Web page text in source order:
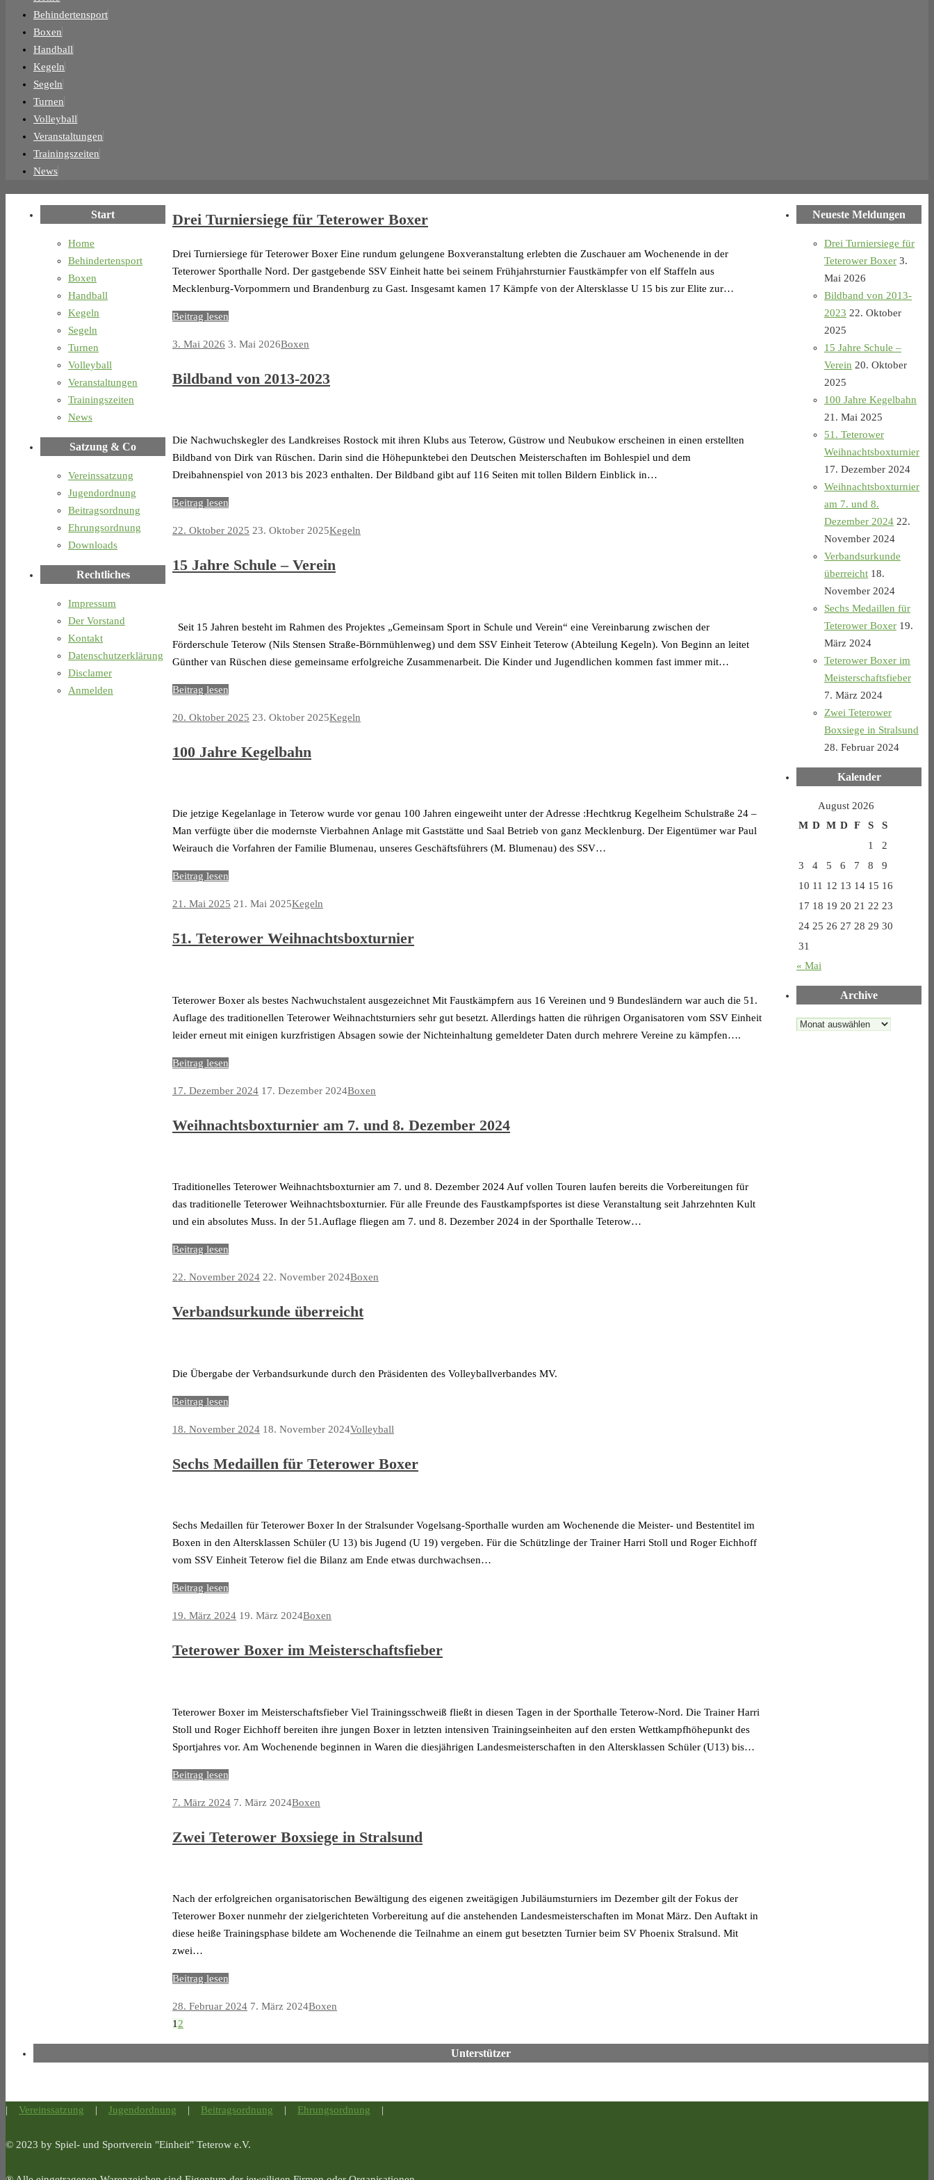
Inhalt
springen
Behindertensport
Boxen
Handball
Kegeln
Segeln
Turnen
Volleyball
Veranstaltungen
Trainingszeiten
News
Drei Turniersiege für Teterower Boxer
Drei Turniersiege für Teterower Boxer Eine rundum gelungene Boxveranstaltung erlebten die Zuschauer am Wochenende in der
Teterower Sporthalle Nord. Der gastgebende SSV Einheit hatte bei seinem Frühjahrsturnier Faustkämpfer von elf Staffeln aus
Mecklenburg-Vorpommern und Brandenburg zu Gast. Insgesamt kamen 17 Kämpfe von der Altersklasse U 15 bis zur Elite zur…
Beitrag lesen
3. Mai 2026 3. Mai 2026Boxen
Bildband von 2013-2023
Die Nachwuchskegler des Landkreises Rostock mit ihren Klubs aus Teterow, Güstrow und Neubukow erscheinen in einen erstellten
Bildband von Dirk van Rüschen. Darin sind die Höhepunktebei den Deutschen Meisterschaften im Bohlespiel und dem
Dreibahnenspiel von 2013 bis 2023 enthalten. Der Bildband gibt auf 116 Seiten mit tollen Bildern Einblick in…
Beitrag lesen
22. Oktober 2025 23. Oktober 2025Kegeln
15 Jahre Schule – Verein
Seit 15 Jahren besteht im Rahmen des Projektes „Gemeinsam Sport in Schule und Verein“ eine Vereinbarung zwischen der
Förderschule Teterow (Nils Stensen Straße-Börnmühlenweg) und dem SSV Einheit Teterow (Abteilung Kegeln). Von Beginn an leitet
Günther van Rüschen diese gemeinsame erfolgreiche Zusammenarbeit. Die Kinder und Jugendlichen kommen fast immer mit…
Beitrag lesen
20. Oktober 2025 23. Oktober 2025Kegeln
100 Jahre Kegelbahn
Die jetzige Kegelanlage in Teterow wurde vor genau 100 Jahren eingeweiht unter der Adresse :Hechtkrug Kegelheim Schulstraße 24 –
Man verfügte über die modernste Vierbahnen Anlage mit Gaststätte und Saal Betrieb von ganz Mecklenburg. Der Eigentümer war Paul
Weirauch die Vorfahren der Familie Blumenau, unseres Geschäftsführers (M. Blumenau) des SSV…
Beitrag lesen
21. Mai 2025 21. Mai 2025Kegeln
51. Teterower Weihnachtsboxturnier
Teterower Boxer als bestes Nachwuchstalent ausgezeichnet Mit Faustkämpfern aus 16 Vereinen und 9 Bundesländern war auch die 51.
Auflage des traditionellen Teterower Weihnachtsturniers sehr gut besetzt. Allerdings hatten die rührigen Organisatoren vom SSV Einheit
leider erneut mit einigen kurzfristigen Absagen sowie der Nichteinhaltung gemeldeter Daten durch mehrere Vereine zu kämpfen….
Beitrag lesen
17. Dezember 2024 17. Dezember 2024Boxen
Weihnachtsboxturnier am 7. und 8. Dezember 2024
Traditionelles Teterower Weihnachtsboxturnier am 7. und 8. Dezember 2024 Auf vollen Touren laufen bereits die Vorbereitungen für
das traditionelle Teterower Weihnachtsboxturnier. Für alle Freunde des Faustkampfsportes ist diese Veranstaltung seit Jahrzehnten Kult
und ein absolutes Muss. In der 51.Auflage fliegen am 7. und 8. Dezember 2024 in der Sporthalle Teterow…
Beitrag lesen
22. November 2024 22. November 2024Boxen
Verbandsurkunde überreicht
Die Übergabe der Verbandsurkunde durch den Präsidenten des Volleyballverbandes MV.
Beitrag lesen
18. November 2024 18. November 2024Volleyball
Sechs Medaillen für Teterower Boxer
Sechs Medaillen für Teterower Boxer In der Stralsunder Vogelsang-Sporthalle wurden am Wochenende die Meister- und Bestentitel im
Boxen in den Altersklassen Schüler (U 13) bis Jugend (U 19) vergeben. Für die Schützlinge der Trainer Harri Stoll und Roger Eichhoff
vom SSV Einheit Teterow fiel die Bilanz am Ende etwas durchwachsen…
Beitrag lesen
19. März 2024 19. März 2024Boxen
Teterower Boxer im Meisterschaftsfieber
Teterower Boxer im Meisterschaftsfieber Viel Trainingsschweiß fließt in diesen Tagen in der Sporthalle Teterow-Nord. Die Trainer Harri
Stoll und Roger Eichhoff bereiten ihre jungen Boxer in letzten intensiven Trainingseinheiten auf den ersten Wettkampfhöhepunkt des
Sportjahres vor. Am Wochenende beginnen in Waren die diesjährigen Landesmeisterschaften in den Altersklassen Schüler (U13) bis…
Beitrag lesen
7. März 2024 7. März 2024Boxen
Zwei Teterower Boxsiege in Stralsund
Nach der erfolgreichen organisatorischen Bewältigung des eigenen zweitägigen Jubiläumsturniers im Dezember gilt der Fokus der
Teterower Boxer nunmehr der zielgerichteten Vorbereitung auf die anstehenden Landesmeisterschaften im Monat März. Den Auftakt in
diese heiße Trainingsphase bildete am Wochenende die Teilnahme an einem gut besetzten Turnier beim SV Phoenix Stralsund. Mit
zwei…
Beitrag lesen
28. Februar 2024 7. März 2024Boxen
1 2
Start
Home
Behindertensport
Boxen
Handball
Kegeln
Segeln
Turnen
Volleyball
Veranstaltungen
Trainingszeiten
News
Satzung & Co
Vereinssatzung
Jugendordnung
Beitragsordnung
Ehrungsordnung
Downloads
Rechtliches
Impressum
Der Vorstand
Kontakt
Datenschutzerklärung
Disclamer
Anmelden
Neueste Meldungen
Drei Turniersiege für
Teterower Boxer 3.
Mai 2026
Bildband von 2013-
2023 22. Oktober
2025
15 Jahre Schule –
Verein 20. Oktober
2025
100 Jahre Kegelbahn
21. Mai 2025
51. Teterower
Weihnachtsboxturnier
17. Dezember 2024
Weihnachtsboxturnier
am 7. und 8.
Dezember 2024 22.
November 2024
Verbandsurkunde
überreicht 18.
November 2024
Sechs Medaillen für
Teterower Boxer 19.
März 2024
Teterower Boxer im
Meisterschaftsfieber
7. März 2024
Zwei Teterower
Boxsiege in Stralsund
28. Februar 2024
Kalender
August 2026
M D M D F S
S
1
2
3
4 5 6 7 8
9
10 11 12 13 14 15 16
17 18 19 20 21 22 23
24 25 26 27 28 29 30
31
« Mai
Archive
Archive
Unterstützer
| Vereinssatzung | Jugendordnung | Beitragsordnung | Ehrungsordnung |
© 2023 by Spiel- und Sportverein "Einheit" Teterow e.V.